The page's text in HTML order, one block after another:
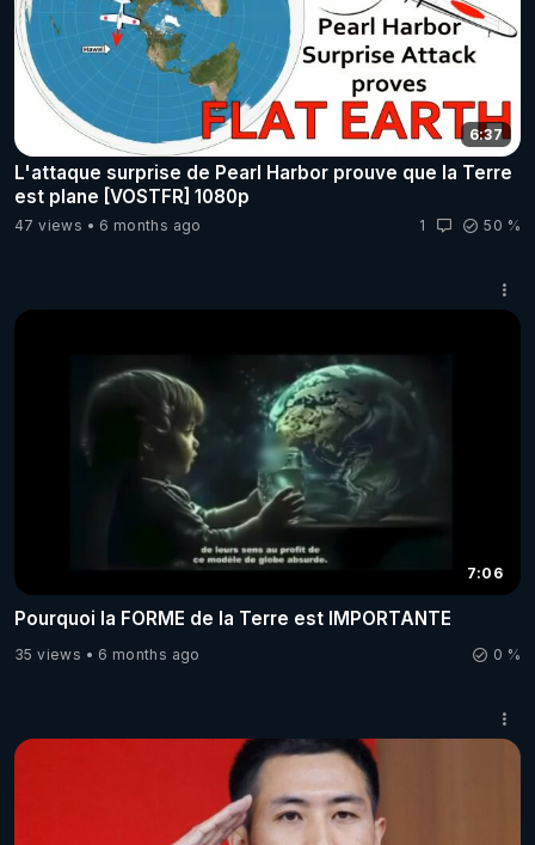
6:37
L'attaque surprise de Pearl Harbor prouve que la Terre
est plane [VOSTFR] 1080p
47 views 6 months ago 1 50 %
7:06
Pourquoi la FORME de la Terre est IMPORTANTE
35 views 6 months ago 0 %